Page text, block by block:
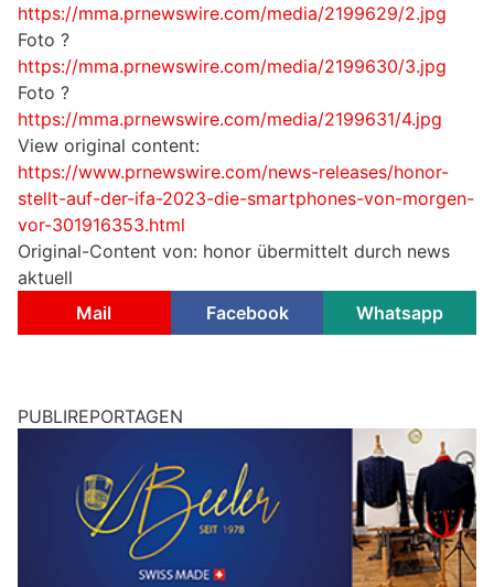
https://mma.prnewswire.com/media/2199629/2.jpg
Foto ?
https://mma.prnewswire.com/media/2199630/3.jpg
Foto ?
https://mma.prnewswire.com/media/2199631/4.jpg
View original content:
https://www.prnewswire.com/news-releases/honor-
stellt-auf-der-ifa-2023-die-smartphones-von-morgen-
vor-301916353.html
Original-Content von: honor übermittelt durch news
aktuell
Mail
Facebook Whatsapp
PUBLIREPORTAGEN